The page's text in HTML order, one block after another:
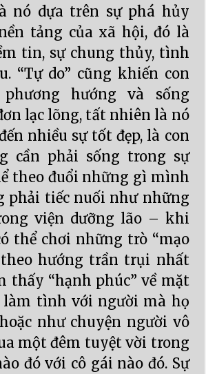
nó dựa trên sự phá hủy
tảng của xã hội, đó là
tin, sự chung thủy, tình
“Tự do” cũng khiến con
hướng và sống
lạc lõng, tất nhiên là nó
nhiều sự tốt đẹp, là con
cần phải sống trong sự
theo đuổi những gì mình
phải tiếc nuối như những
viện dưỡng lão – khi
thể chơi những trò “mạo
theo hướng trần trụi nhất
thấy “hạnh phúc” về mặt
tình với người mà họ
như chuyện người vô
một đêm tuyệt vời trong
đó với cô gái nào đó. Sự